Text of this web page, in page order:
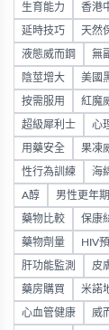
生育能力 香港
延時技巧 天然
液態威而鋼 無
陰莖增大 美國
按需服用 紅魔
超級犀利士 心
用藥安全 果凍
性行為訓練 海
A醇 男性更年期
藥物比較 保康
藥物劑量 HIV
肝功能監測 皮
藥房購買 米諾
心血管健康 威